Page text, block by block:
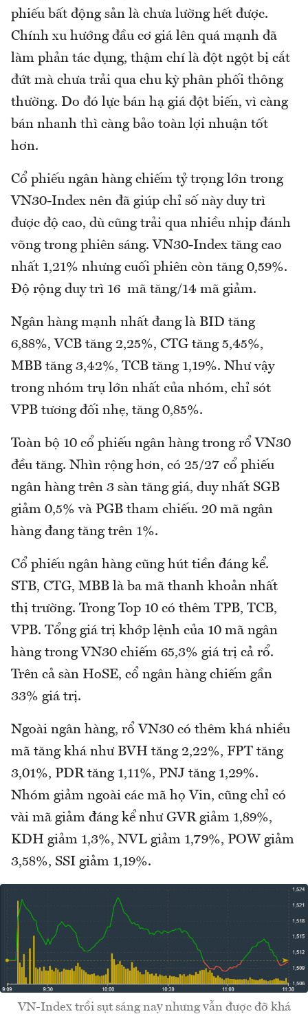
phiếu bất động sản là chưa lường hết được.
Chính xu hướng đầu cơ giá lên quá mạnh đã
làm phản tác dụng, thậm chí là đột ngột bị cắt
đứt mà chưa trải qua chu kỳ phân phối thông
thường. Do đó lực bán hạ giá đột biến, vì càng
bán nhanh thì càng bảo toàn lợi nhuận tốt
hơn.
Cổ phiếu ngân hàng chiếm tỷ trọng lớn trong
VN30-Index nên đã giúp chỉ số này duy trì
được độ cao, dù cũng trải qua nhiều nhịp đánh
võng trong phiên sáng. VN30-Index tăng cao
nhất 1,21% nhưng cuối phiên còn tăng 0,59%.
Độ rộng duy trì 16 mã tăng/14 mã giảm.
Ngân hàng mạnh nhất đang là BID tăng
6,88%, VCB tăng 2,25%, CTG tăng 5,45%,
MBB tăng 3,42%, TCB tăng 1,19%. Như vậy
trong nhóm trụ lớn nhất của nhóm, chỉ sót
VPB tương đối nhẹ, tăng 0,85%.
Toàn bộ 10 cổ phiếu ngân hàng trong rổ VN30
đều tăng. Nhìn rộng hơn, có 25/27 cổ phiếu
ngân hàng trên 3 sàn tăng giá, duy nhất SGB
giảm 0,5% và PGB tham chiếu. 20 mã ngân
hàng đang tăng trên 1%.
Cổ phiếu ngân hàng cũng hút tiền đáng kể.
STB, CTG, MBB là ba mã thanh khoản nhất
thị trường. Trong Top 10 có thêm TPB, TCB,
VPB. Tổng giá trị khớp lệnh của 10 mã ngân
hàng trong VN30 chiếm 65,3% giá trị cả rổ.
Trên cả sàn HoSE, cổ ngân hàng chiếm gần
33% giá trị.
Ngoài ngân hàng, rổ VN30 có thêm khá nhiều
mã tăng khá như BVH tăng 2,22%, FPT tăng
3,01%, PDR tăng 1,11%, PNJ tăng 1,29%.
Nhóm giảm ngoài các mã họ Vin, cũng chỉ có
vài mã giảm đáng kể như GVR giảm 1,89%,
KDH giảm 1,3%, NVL giảm 1,79%, POW giảm
3,58%, SSI giảm 1,19%.
VN-Index trồi sụt sáng nay nhưng vẫn được đỡ khá